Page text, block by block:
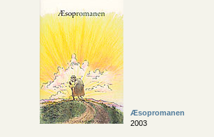
Æsopromanen
2003